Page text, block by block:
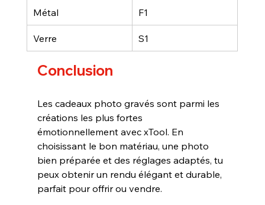
Métal F1
Verre S1
Conclusion
Les cadeaux photo gravés sont parmi les
créations les plus fortes
émotionnellement avec xTool. En
choisissant le bon matériau, une photo
bien préparée et des réglages adaptés, tu
peux obtenir un rendu élégant et durable,
parfait pour offrir ou vendre.